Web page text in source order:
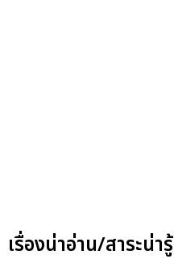
เรื่องน่าอ่าน/สาระน่ารู้